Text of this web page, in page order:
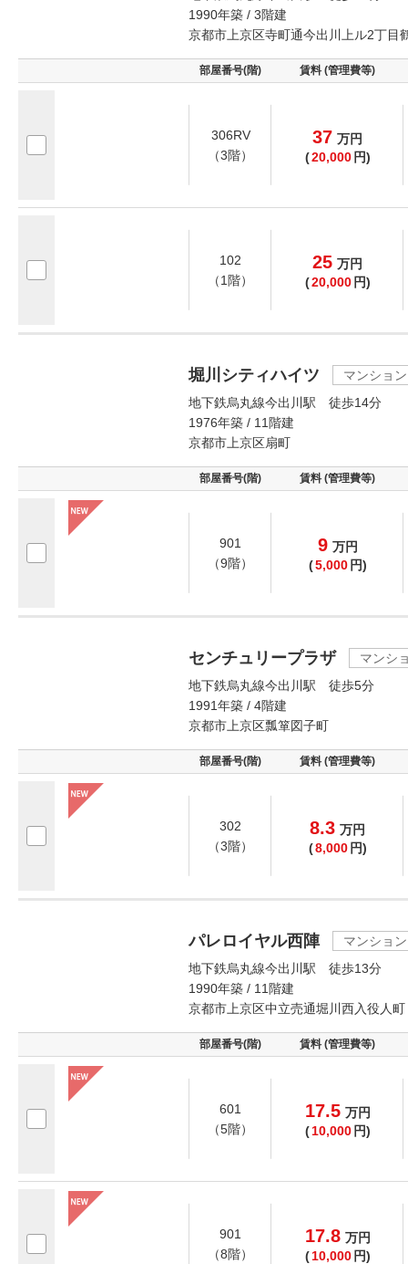
1990年築 / 3階建
京都市上京区寺町通今出川上ル2丁目
部屋番号(階) 賃料 (管理費等)
306RV
（3階）
37 万円
(20,000 円)
102
（1階）
25 万円
(20,000 円)
堀川シティハイツ
マンション
地下鉄烏丸線今出川駅 徒歩14分
1976年築 / 11階建
京都市上京区扇町
部屋番号(階) 賃料 (管理費等)
901
（9階）
9 万円
(5,000 円)
センチュリープラザ
マンシ
地下鉄烏丸線今出川駅 徒歩5分
1991年築 / 4階建
京都市上京区瓢箪図子町
部屋番号(階) 賃料 (管理費等)
302
（3階）
8.3 万円
(8,000 円)
パレロイヤル西陣
マンション
地下鉄烏丸線今出川駅 徒歩13分
1990年築 / 11階建
京都市上京区中立売通堀川西入役人町
部屋番号(階) 賃料 (管理費等)
601
（5階）
17.5 万円
( 10,000 円)
901
（8階）
17.8 万円
( 10,000 円)